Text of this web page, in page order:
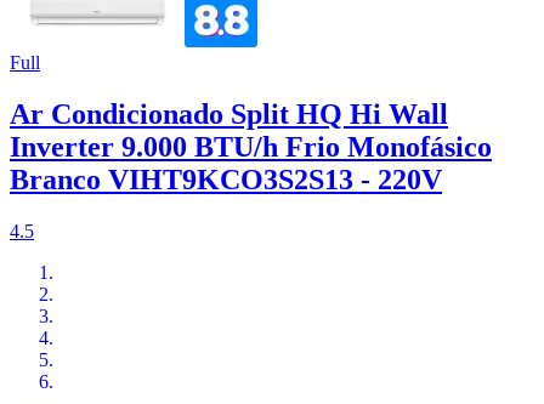
Full
Ar Condicionado Split HQ Hi Wall
Inverter 9.000 BTU/h Frio Monofásico
Branco VIHT9KCO3S2S13 - 220V
4.5